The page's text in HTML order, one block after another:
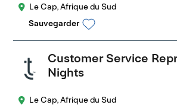
Le Cap, Afrique du Sud
Sauvegarder
Customer Service
Nights
Le Cap, Afrique du Sud